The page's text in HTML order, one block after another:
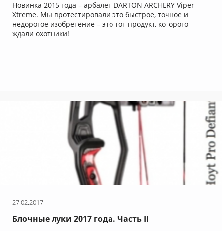
Новинка 2015 года – арбалет DARTON ARCHERY Viper
Xtreme. Мы протестировали это быстрое, точное и
недорогое изобретение – это тот продукт, которого
ждали охотники!
27.02.2017
Блочные луки 2017 года. Часть II